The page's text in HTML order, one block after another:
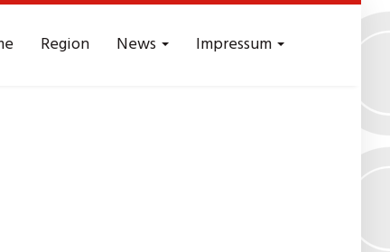
Region News Impressum